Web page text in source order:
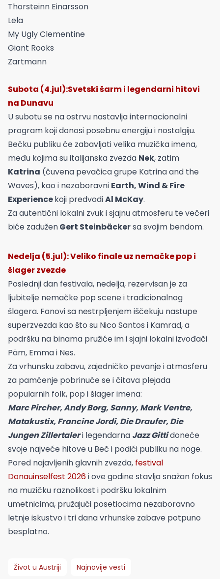
Thorsteinn Einarsson
Lela
My Ugly Clementine
Giant Rooks
Zartmann
Subota (4.jul):Svetski šarm i legendarni hitovi
na Dunavu
U subotu se na ostrvu nastavlja internacionalni
program koji donosi posebnu energiju i nostalgiju.
Bečku publiku će zabavljati velika muzička imena,
među kojima su italijanska zvezda Nek, zatim
Katrina (čuvena pevačica grupe Katrina and the
Waves), kao i nezaboravni Earth, Wind & Fire
Experiencekoji predvodiAl McKay.
Za autentični lokalni zvuk i sjajnu atmosferu te večeri
biće zaduženGert Steinbäckersa svojim bendom.
Nedelja (5.jul): Veliko finale uz nemačke pop i
šlager zvezde
Poslednji dan festivala, nedelja, rezervisan je za
ljubitelje nemačke pop scene i tradicionalnog
šlagera. Fanovi sa nestrpljenjem iščekuju nastupe
superzvezda kao što su Nico Santos i Kamrad, a
podršku na binama pružiće im i sjajni lokalni izvođači
Päm, Emma i Nes.
Za vrhunsku zabavu, zajedničko pevanje i atmosferu
za pamćenje pobrinuće se i čitava plejada
popularnih folk, pop i šlager imena:
Marc Pircher, Andy Borg, Sanny, Mark Ventre,
Matakustix, Francine Jordi, Die Draufer, Die
Jungen Zillertaleri legendarna Jazz Gittidoneće
svoje najveće hitove u Beč i podići publiku na noge.
Pored najavljenih glavnih zvezda, festival
Donauinselfest 2026i ove godine stavlja snažan fokus
na muzičku raznolikost i podršku lokalnim
umetnicima, pružajući posetiocima nezaboravno
letnje iskustvo i tri dana vrhunske zabave potpuno
besplatno.
Život u Austriji Najnovije vesti